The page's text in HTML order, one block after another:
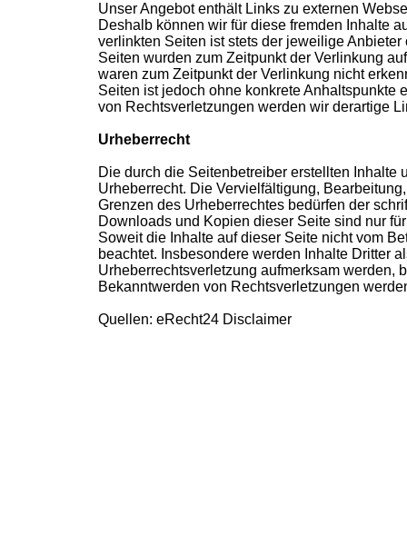
Unser Angebot enthält Links zu externen
Deshalb können wir für diese fremden Inhalte
verlinkten Seiten ist stets der jeweilige
Seiten wurden zum Zeitpunkt der Verlinkung
waren zum Zeitpunkt der Verlinkung nicht
Seiten ist jedoch ohne konkrete Anhaltspunkte
von Rechtsverletzungen werden wir derartige
Urheberrecht
Die durch die Seitenbetreiber erstellten Inhalte
Urheberrecht. Die Vervielfältigung,
Grenzen des Urheberrechtes bedürfen der
Downloads und Kopien dieser Seite sind nur
Soweit die Inhalte auf dieser Seite nicht vom
beachtet. Insbesondere werden Inhalte Dritter
Urheberrechtsverletzung aufmerksam werden,
Bekanntwerden von Rechtsverletzungen
Quellen: eRecht24 Disclaimer